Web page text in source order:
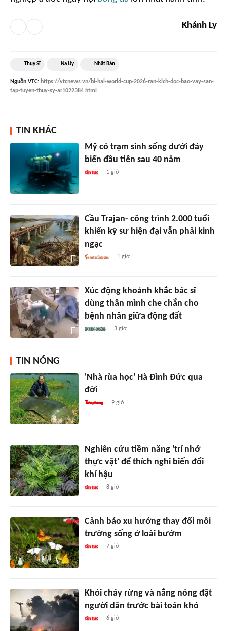
Khánh Ly
Thụy Sĩ Na Uy Nhật Bản
Nguồn VTC: https://vtcnews.vn/bi-hai-world-cup-2026-ran-kich-doc-bao-vay-san-
tap-tuyen-thuy-sy-ar1022384.html
TIN KHÁC
Mỹ có trạm sinh sống dưới đáy
biển đầu tiên sau 40 năm
1 giờ
Cầu Trajan- công trình 2.000 tuổi
khiến kỹ sư hiện đại vẫn phải kinh
ngạc
1 giờ
Xúc động khoảnh khắc bác sĩ
dùng thân mình che chắn cho
bệnh nhân giữa động đất
3 giờ
TIN NÓNG
'Nhà rùa học' Hà Đình Đức qua
đời
9 giờ
Nghiên cứu tiềm năng 'trí nhớ
thực vật' để thích nghi biến đổi
khí hậu
8 giờ
Cảnh báo xu hướng thay đổi môi
trường sống ở loài bướm
7 giờ
Khói cháy rừng và nắng nóng đặt
người dân trước bài toán khó
6 giờ